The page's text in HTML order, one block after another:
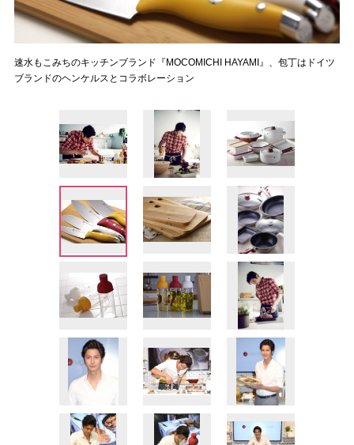
速水もこみちのキッチンブランド『MOCOMICHI HAYAMI』、包丁はドイツ
ブランドのヘンケルスとコラボレーション